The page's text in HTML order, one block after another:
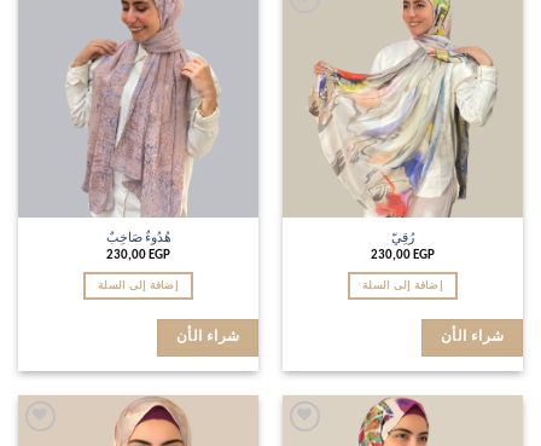
رُقِيّ
230,00 EGP
إضافة إلى السلة
شراء الأن
هُدُوءٌ صَاخِبٌ
230,00 EGP
إضافة إلى السلة
شراء الأن